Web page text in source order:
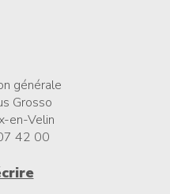
générale
Grosso
en-Velin
42 00